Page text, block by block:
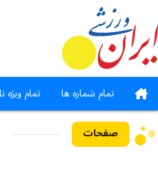
تمام شماره ها تمام ویژه
صفحات